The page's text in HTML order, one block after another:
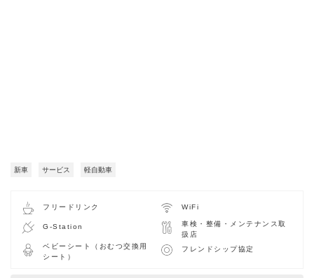
新車 サービス 軽自動車
フリードリンク WiFi
G-Station
車検・整備・メンテナンス取
扱店
ベビーシート（おむつ交換用
シート）
フレンドシップ協定